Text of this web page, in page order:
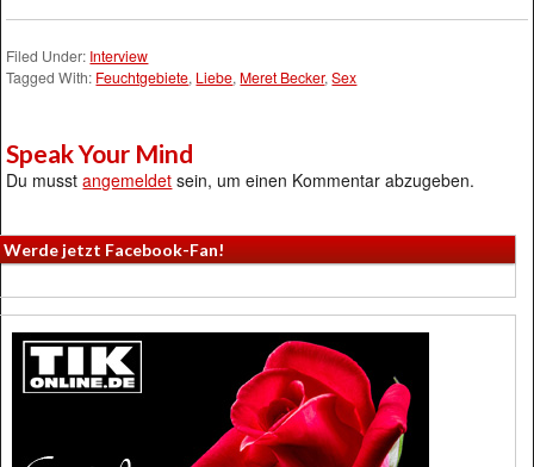
Filed Under: Interview
Tagged With: Feuchtgebiete, Liebe, Meret Becker,Sex
Speak Your Mind
Du musstangemeldet sein, um einen Kommentar abzugeben.
Werde jetzt Facebook-Fan!